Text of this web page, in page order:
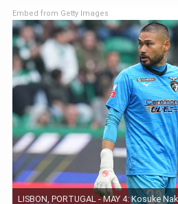
Embed from Getty Images